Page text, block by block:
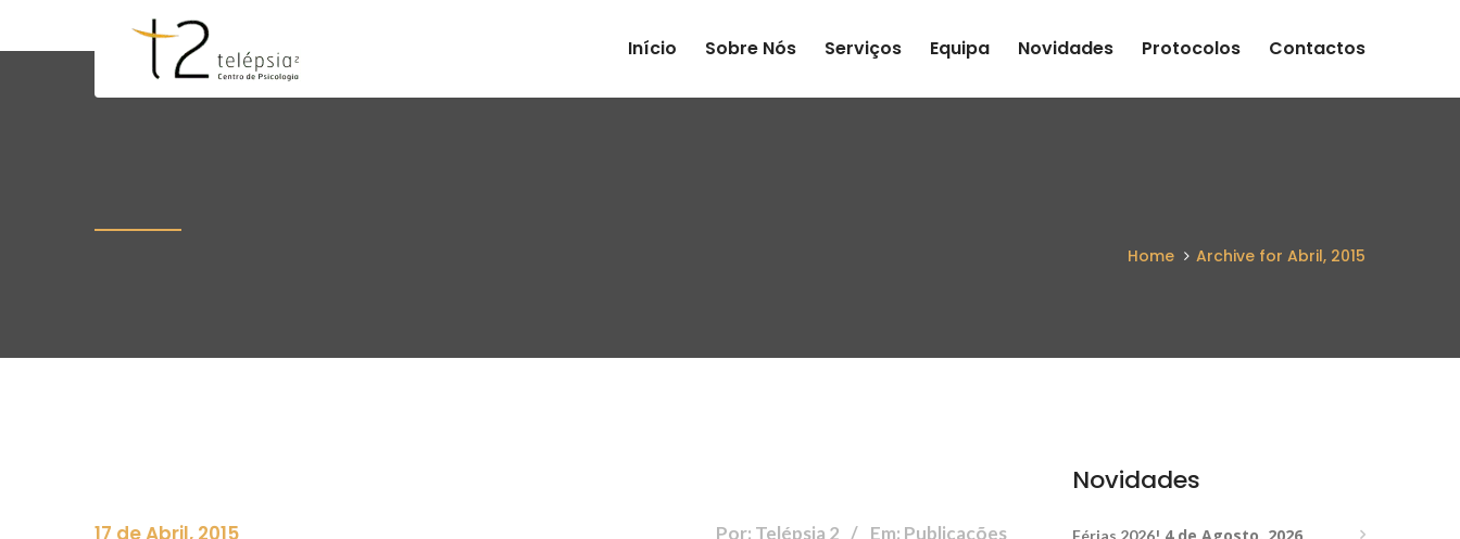
Início Sobre Nós Serviços Equipa Novidades Protocolos Contactos
Home Archive for Abril, 2015
17 de Abril, 2015 Por: Telépsia 2 Em: Publicações
Novidades
Férias 2026!